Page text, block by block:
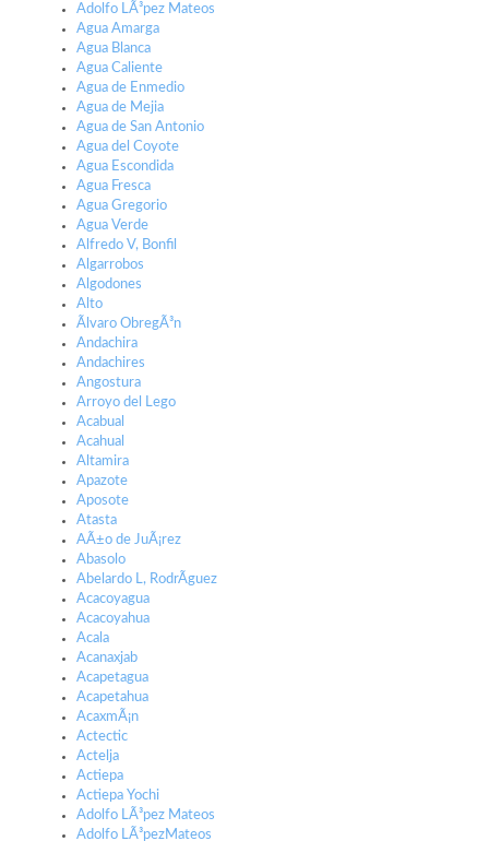
Adolfo LÃ³pez Mateos
Agua Amarga
Agua Blanca
Agua Caliente
Agua de Enmedio
Agua de Mejia
Agua de San Antonio
Agua del Coyote
Agua Escondida
Agua Fresca
Agua Gregorio
Agua Verde
Alfredo V, Bonfil
Algarrobos
Algodones
Alto
Ãlvaro ObregÃ³n
Andachira
Andachires
Angostura
Arroyo del Lego
Acabual
Acahual
Altamira
Apazote
Aposote
Atasta
AÃ±o de JuÃ¡rez
Abasolo
Abelardo L, RodrÃ­guez
Acacoyagua
Acacoyahua
Acala
Acanaxjab
Acapetagua
Acapetahua
AcaxmÃ¡n
Actectic
Actelja
Actiepa
Actiepa Yochi
Adolfo LÃ³pez Mateos
Adolfo LÃ³pezMateos